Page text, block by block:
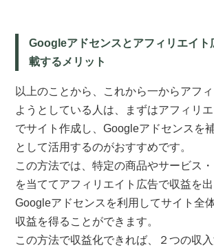
Googleアドセンスとアフィリエイト
載するメリット
以上のことから、これから一からアフ
ようとしている人は、まずはアフィリ
でサイト作成し、Googleアドセンスを
として活用するのがおすすめです。
この方法では、特定の商品やサービス
を当ててアフィリエイト広告で収益を出
Googleアドセンスを利用してサイト全
収益を得ることができます。
この方法で収益化できれば、２つの収入